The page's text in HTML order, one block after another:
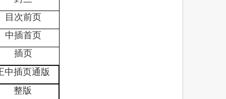
目次前页
中插首页
插页
中插页通版
整版